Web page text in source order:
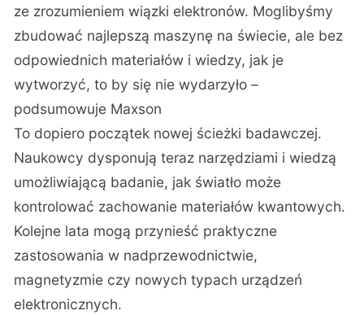
ze zrozumieniem wiązki elektronów. Moglibyśmy
zbudować najlepszą maszynę na świecie, ale bez
odpowiednich materiałów i wiedzy, jak je
wytworzyć, to by się nie wydarzyło –
podsumowuje Maxson
To dopiero początek nowej ścieżki badawczej.
Naukowcy dysponują teraz narzędziami i wiedzą
umożliwiającą badanie, jak światło może
kontrolować zachowanie materiałów kwantowych.
Kolejne lata mogą przynieść praktyczne
zastosowania w nadprzewodnictwie,
magnetyzmie czy nowych typach urządzeń
elektronicznych.